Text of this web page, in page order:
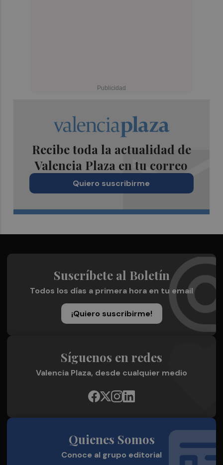
Recibe toda la actualidad de
Valencia Plaza en tu correo
Quiero suscribirme
Suscríbete al Boletín
Todos los días a primera hora en tu email
¡Quiero suscribirme!
Síguenos en redes
Valencia Plaza, desde cualquier medio
Quienes Somos
Conoce al grupo editorial